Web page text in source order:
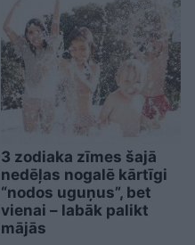
3 zodiaka zīmes šajā
nedēļas nogalē kārtīgi
“nodos uguņus”, bet
vienai – labāk palikt
mājās